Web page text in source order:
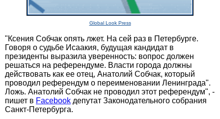
Global Look Press
"Ксения Собчак опять лжет. На сей раз в Петербурге.
Говоря о судьбе Исаакия, будущая кандидат в
президенты выразила уверенность: вопрос должен
решаться на референдуме. Власти города должны
действовать как ее отец, Анатолий Собчак, который
проводил референдум о переименовании Ленинграда".
Ложь. Анатолий Собчак не проводил этот референдум", -
пишет в Facebook депутат Законодательного собрания
Санкт-Петербурга.